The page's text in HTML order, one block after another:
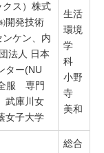
クス）株式
開発技術
ケン、内
法人 日本
ター(NU
服 専門
武庫川女
女子大学
生活
環境
学
科
小野
寺
美和
総合